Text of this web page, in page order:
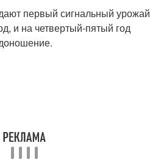
первый сигнальный урожай
и на четвертый-пятый год